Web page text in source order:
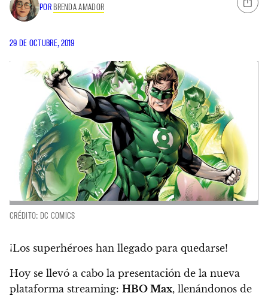
POR BRENDA AMADOR
29 DE OCTUBRE, 2019
CRÉDITO: DC COMICS
¡Los superhéroes han llegado para quedarse!
Hoy se llevó a cabo la presentación de la nueva
plataforma streaming: HBO Max, llenándonos de